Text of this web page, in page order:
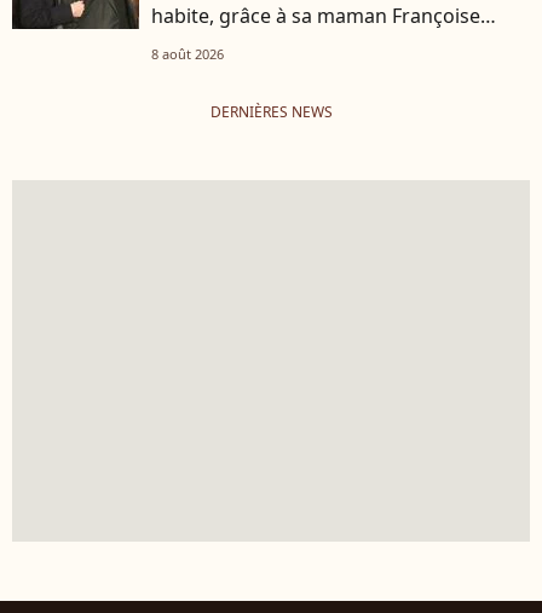
habite, grâce à sa maman Françoise
Hardy
8 août 2026
DERNIÈRES NEWS